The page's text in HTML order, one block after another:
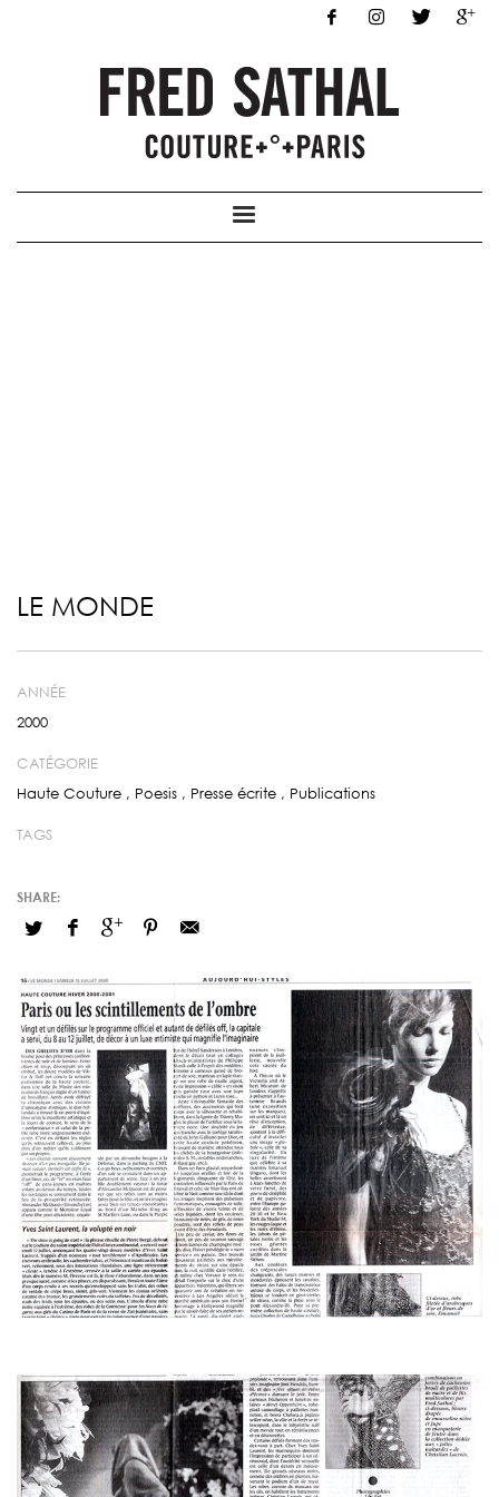
LE MONDE
ANNÉE
2000
CATÉGORIE
Haute Couture , Poesis , Presse écrite , Publications
TAGS